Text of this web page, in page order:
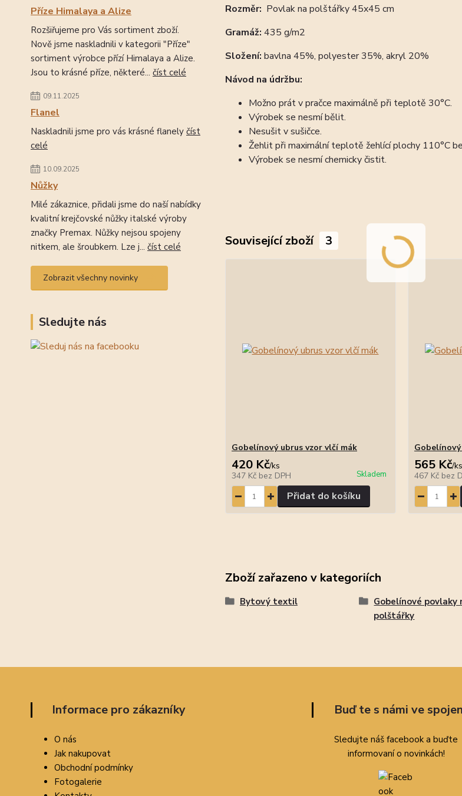
Příze Himalaya a Alize
Rozšiřujeme pro Vás sortiment zboží.
Nově jsme naskladnili v kategorii "Příze"
sortiment výrobce přízí Himalaya a Alize.
Jsou to krásné příze, některé... číst celé
09.11.2025
Flanel
Naskladnili jsme pro vás krásné flanely číst
celé
10.09.2025
Nůžky
Milé zákaznice, přidali jsme do naší nabídky
kvalitní krejčovské nůžky italské výroby
značky Premax. Nůžky nejsou spojeny
nitkem, ale šroubkem. Lze j... číst celé
Zobrazit všechny novinky
Sledujte nás
Rozměr: Povlak na polštářky 45x45 cm
Gramáž: 435 g/m2
Složení: bavlna 45%, polyester 35%, akryl 20%
Návod na údržbu:
Možno prát v pračce maximálně při teplotě 30°C.
Výrobek se nesmí bělit.
Nesušit v sušičce.
Žehlit při maximální teplotě žehlící plochy 110°C
Výrobek se nesmí chemicky čistit.
Související zboží 3
Gobelínový ubrus vzor vlčí mák
420 Kč/ks
347 Kč bez DPH Skladem
Přidat do košíku
565 Kč/ks
467 Kč bez
Zboží zařazeno v kategoriích
Bytový textil
Gobelínové povlaky
polštářky
Informace pro zákazníky
O nás
Jak nakupovat
Obchodní podmínky
Fotogalerie
Buď te s námi ve
Sledujte náš facebook a buďte
informovaní o novinkách!